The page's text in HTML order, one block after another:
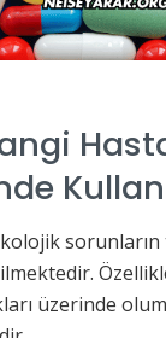
sorunların
üzerinde